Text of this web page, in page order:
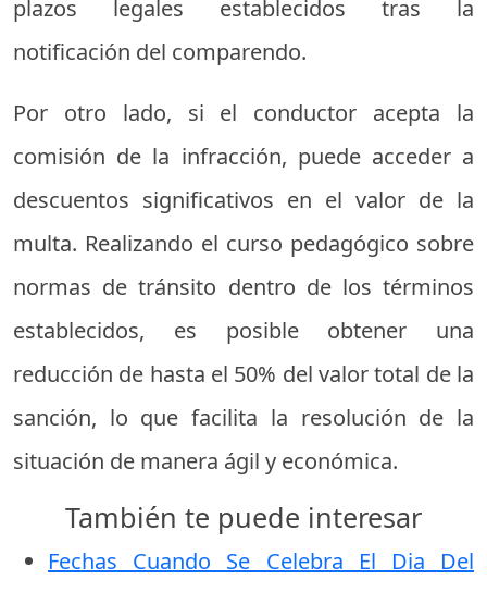
plazos legales establecidos tras la
notificación del comparendo.
Por otro lado, si el conductor acepta la
comisión de la infracción, puede acceder a
descuentos significativos en el valor de la
multa. Realizando el curso pedagógico sobre
normas de tránsito dentro de los términos
establecidos, es posible obtener una
reducción de hasta el 50% del valor total de la
sanción, lo que facilita la resolución de la
situación de manera ágil y económica.
También te puede interesar
Fechas Cuando Se Celebra El Dia Del